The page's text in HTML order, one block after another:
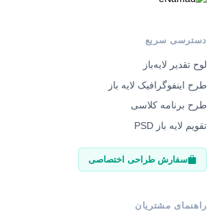
دسترسی سریع
لوح تقدیر لایه‌باز
طرح اینفوگرافیک لایه باز
طرح برنامه کلاسی
تقویم لایه باز PSD
سفارش طراحی اختصاصی
راهنمای مشتریان